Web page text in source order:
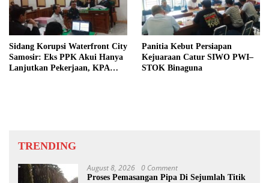
Sidang Korupsi Waterfront City
Samosir: Eks PPK Akui Hanya
Lanjutkan Pekerjaan, KPA
Panitia Kebut Persiapan
Kejuaraan Catur SIWO PWI–
STOK Binaguna
TRENDING
August 8, 2026 0 Comment
Proses Pemasangan Pipa Di Sejumlah Titik